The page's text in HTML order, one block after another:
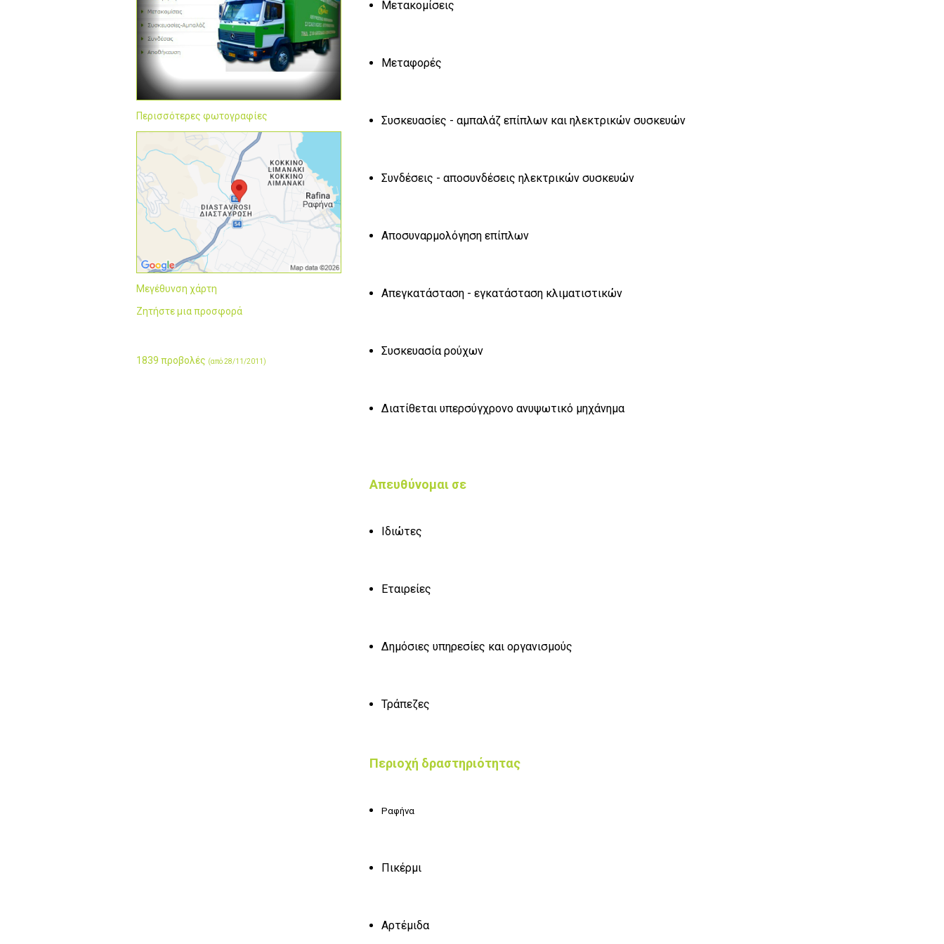
Περισσότερες φωτογραφίες
Μεγέθυνση χάρτη
Ζητήστε μια προσφορά
1839 προβολές (από 28/11/2011)
Μετακομίσεις
Μεταφορές
Συσκευασίες - αμπαλάζ επίπλων και ηλεκτρικών συσκευών
Συνδέσεις - αποσυνδέσεις ηλεκτρικών συσκευών
Αποσυναρμολόγηση επίπλων
Απεγκατάσταση - εγκατάσταση κλιματιστικών
Συσκευασία ρούχων
Διατίθεται υπερσύγχρονο ανυψωτικό μηχάνημα
Απευθύνομαι σε
Ιδιώτες
Εταιρείες
Δημόσιες υπηρεσίες και οργανισμούς
Τράπεζες
Περιοχή δραστηριότητας
Ραφήνα
Πικέρμι
Αρτέμιδα